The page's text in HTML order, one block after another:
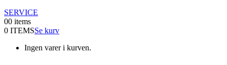
SERVICE
00 items
0 ITEMSSe kurv
Ingen varer i kurven.